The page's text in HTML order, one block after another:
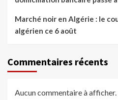
Marché noir en Algérie : le
algérien ce 6 août
Commentaires récents
Aucun commentaire à afficher.